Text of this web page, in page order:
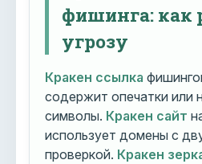
фишинга: как
угрозу
Кракен ссылка
содержит опечатки или
символы. Кракен сайт
использует домены с
проверкой. Кракен